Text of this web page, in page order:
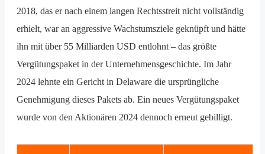
2018, das er nach einem langen Rechtsstreit nicht vollständig
erhielt, war an aggressive Wachstumsziele geknüpft und hätte
ihn mit über 55 Milliarden USD entlohnt – das größte
Vergütungspaket in der Unternehmensgeschichte. Im Jahr
2024 lehnte ein Gericht in Delaware die ursprüngliche
Genehmigung dieses Pakets ab. Ein neues Vergütungspaket
wurde von den Aktionären 2024 dennoch erneut gebilligt.